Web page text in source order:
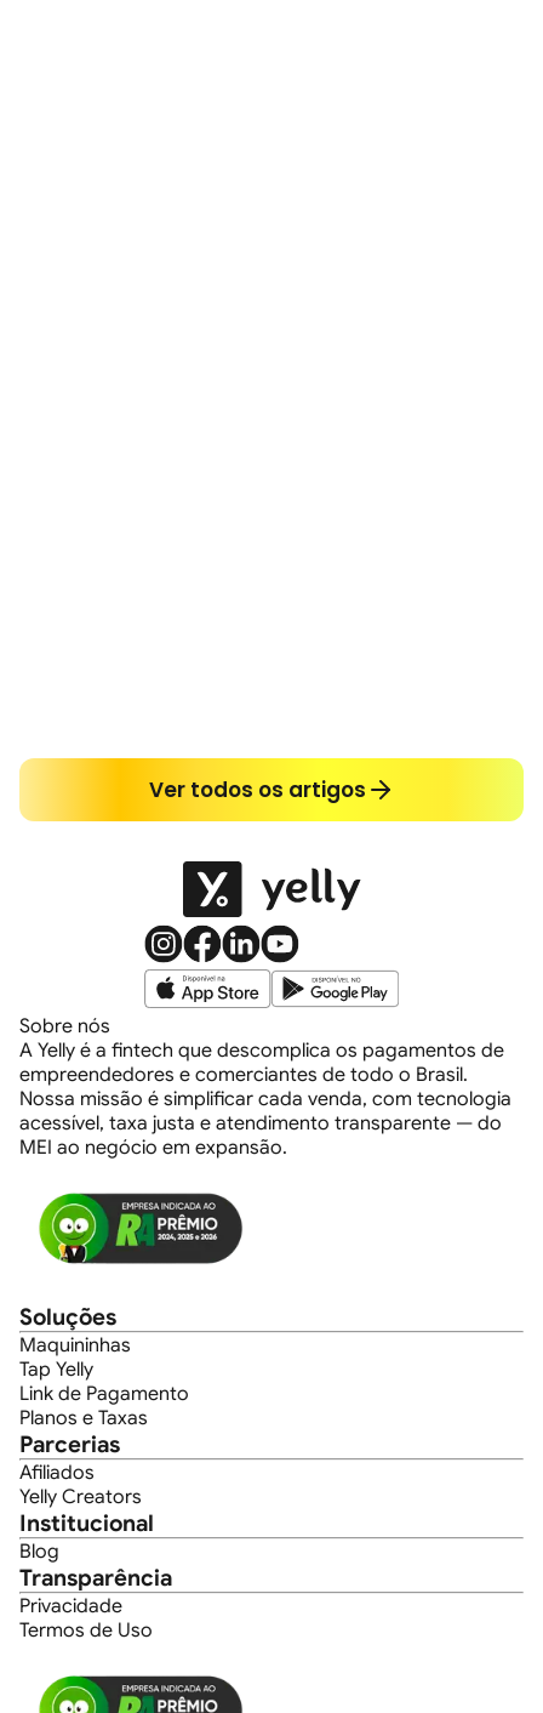
Ler mais
Ver todos os artigos
Sobre nós
A Yelly é a fintech que descomplica os pagamentos de
empreendedores e comerciantes de todo o Brasil.
Nossa missão é simplificar cada venda, com tecnologia
acessível, taxa justa e atendimento transparente — do
MEI ao negócio em expansão.
Soluções
Maquininhas
Tap Yelly
Link de Pagamento
Planos e Taxas
Parcerias
Afiliados
Yelly Creators
Institucional
Blog
Transparência
Privacidade
Termos de Uso